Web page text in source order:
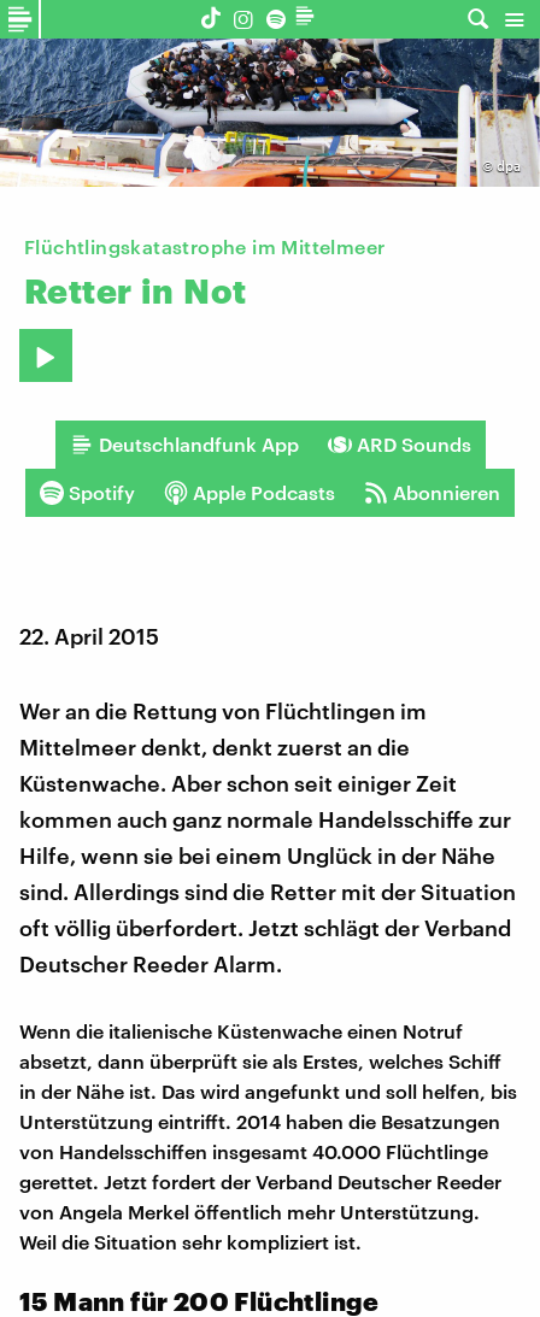
© dpa
Flüchtlingskatastrophe im Mittelmeer
Retter in Not
Deutschlandfunk App ARD Sounds
Spotify Apple Podcasts Abonnieren
22. April 2015
Wer an die Rettung von Flüchtlingen im
Mittelmeer denkt, denkt zuerst an die
Küstenwache. Aber schon seit einiger Zeit
kommen auch ganz normale Handelsschiffe zur
Hilfe, wenn sie bei einem Unglück in der Nähe
sind. Allerdings sind die Retter mit der Situation
oft völlig überfordert. Jetzt schlägt der Verband
Deutscher Reeder Alarm.
Wenn die italienische Küstenwache einen Notruf
absetzt, dann überprüft sie als Erstes, welches Schiff
in der Nähe ist. Das wird angefunkt und soll helfen, bis
Unterstützung eintrifft. 2014 haben die Besatzungen
von Handelsschiffen insgesamt 40.000 Flüchtlinge
gerettet. Jetzt fordert der Verband Deutscher Reeder
von Angela Merkel öffentlich mehr Unterstützung.
Weil die Situation sehr kompliziert ist.
15 Mann für 200 Flüchtlinge